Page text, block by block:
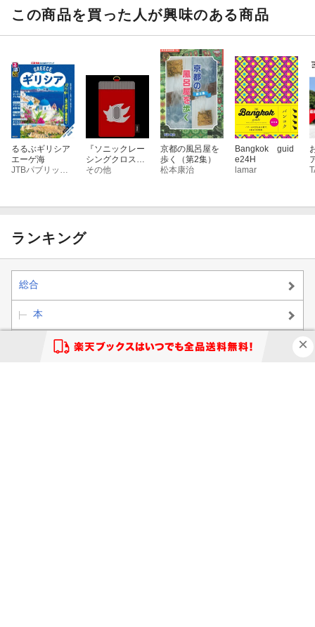
この商品を買った人が興味のある商品
るるぶギリシア
エーゲ海
JTBパブリッシング 旅行ガイドブック 編集部
『ソニックレー
シングクロスワ
ールド』ICカー
その他
京都の風呂屋を
歩く（第2集）
松本康治
Bangkok guid
e24H
lamar
ランキング
総合
本
旅行・留学・アウトドア